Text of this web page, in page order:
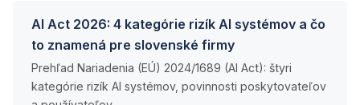
AI Act 2026: 4 kategórie rizík AI systémov a čo
to znamená pre slovenské firmy
Prehľad Nariadenia (EÚ) 2024/1689 (AI Act): štyri
kategórie rizík AI systémov, povinnosti poskytovateľov